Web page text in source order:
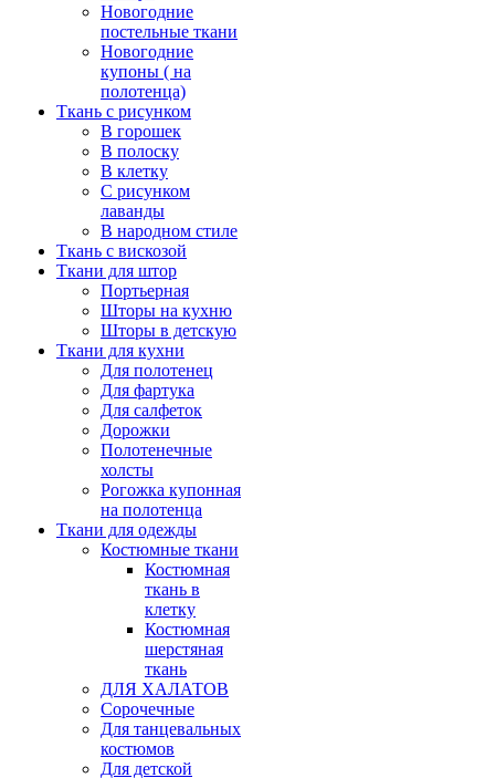
Новогодние
постельные ткани
Новогодние
купоны ( на
полотенца)
Ткань с рисунком
В горошек
В полоску
В клетку
С рисунком
лаванды
В народном стиле
Ткань с вискозой
Ткани для штор
Портьерная
Шторы на кухню
Шторы в детскую
Ткани для кухни
Для полотенец
Для фартука
Для салфеток
Дорожки
Полотенечные
холсты
Рогожка купонная
на полотенца
Ткани для одежды
Костюмные ткани
Костюмная
ткань в
клетку
Костюмная
шерстяная
ткань
ДЛЯ ХАЛАТОВ
Сорочечные
Для танцевальных
костюмов
Для детской